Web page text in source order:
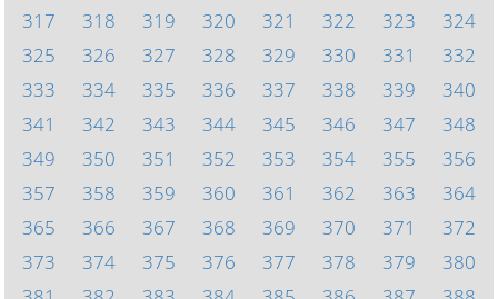
317
318 319 320 321 322 323
324
325
326 327 328 329 330 331
332
333
334 335 336 337 338 339
340
341
342 343 344 345 346 347
348
349
350 351 352 353 354 355
356
357
358 359 360 361 362 363
364
365
366 367 368 369 370 371
372
373
374 375 376 377 378 379
380